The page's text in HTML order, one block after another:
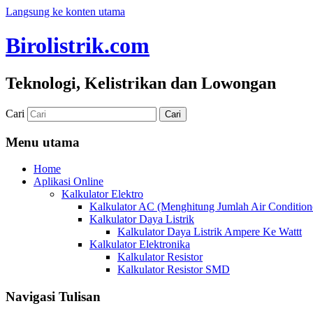
Langsung ke konten utama
Birolistrik.com
Teknologi, Kelistrikan dan Lowongan
Cari
Menu utama
Home
Aplikasi Online
Kalkulator Elektro
Kalkulator AC (Menghitung Jumlah Air
Kalkulator Daya Listrik
Kalkulator Daya Listrik Ampere Ke Wattt
Kalkulator Elektronika
Kalkulator Resistor
Kalkulator Resistor SMD
Navigasi Tulisan